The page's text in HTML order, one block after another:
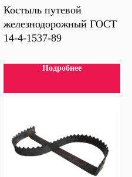
Костыль путевой
железнодорожный ГОСТ
14-4-1537-89
Подробнее